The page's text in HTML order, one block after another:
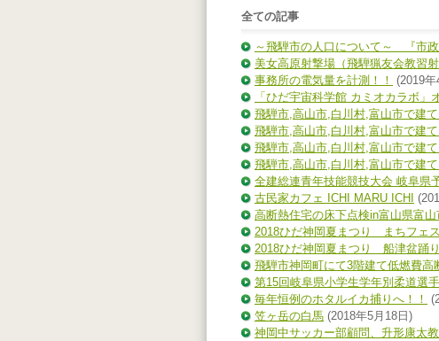
全ての記事
～飛騨市の人口について～ 『市政
美女高原射撃場（飛騨猟友会教習
事務所の電気量を計測！！ (2019
「ひだ宇宙科学館 カミオカラボ」
飛騨市,高山市,白川村,富山市で建
飛騨市,高山市,白川村,富山市で建
飛騨市,高山市,白川村,富山市で建
飛騨市,高山市,白川村,富山市で建
全建総連青年技能競技大会 岐阜県
古民家カフェ ICHI MARU ICHI
高断熱住宅の床下点検in富山県富山
2018ひだ神岡夏まつり まちフェス
2018ひだ神岡夏まつり 船津盆踊
飛騨市神岡町にて3階建て低燃費高
第15回岐阜県小学生学年別柔道選
毎年恒例のホタルイカ捕りへ！！
笠ヶ岳の白馬 (2018年5月18日)
神岡中サッカー部顧問、升形康太